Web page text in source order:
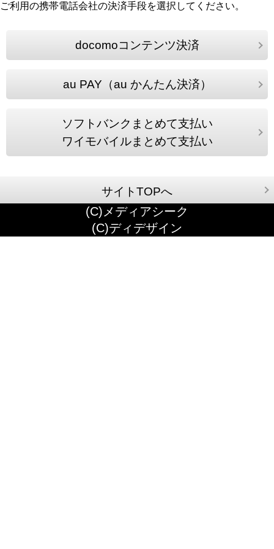
ご利用の携帯電話会社の決済手段を選択してください。
docomoコンテンツ決済
au PAY（au かんたん決済）
ソフトバンクまとめて支払い
ワイモバイルまとめて支払い
サイトTOPへ
(C)メディアシーク
(C)ディデザイン